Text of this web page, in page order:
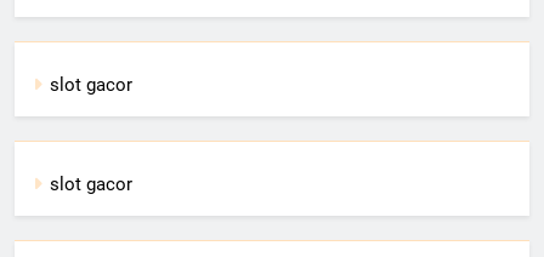
slot gacor
slot gacor